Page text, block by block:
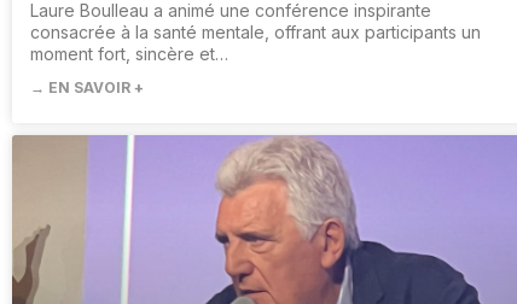
Laure Boulleau a animé une conférence inspirante
consacrée à la santé mentale, offrant aux participants un
moment fort, sincère et…
→ EN SAVOIR +